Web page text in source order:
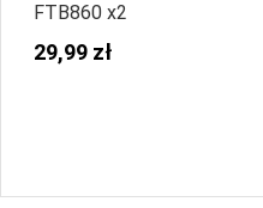
FTB860 x2
29,99 zł